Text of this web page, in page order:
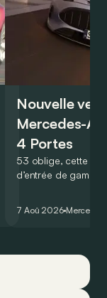
Nouvelle
Mercedes-
4 Portes
53 oblige, cette
d’entrée de
moins…
7 Aoû 2026 Mercedes